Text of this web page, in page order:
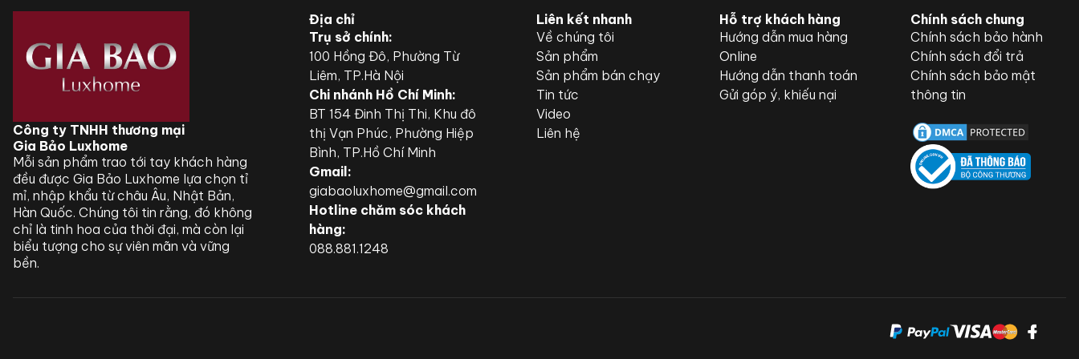
Công ty TNHH thương mại
Gia Bảo Luxhome
Mỗi sản phẩm trao tới tay khách hàng
đều được Gia Bảo Luxhome lựa chọn tỉ
mỉ, nhập khẩu từ châu Âu, Nhật Bản,
Hàn Quốc. Chúng tôi tin rằng, đó không
chỉ là tinh hoa của thời đại, mà còn lại
biểu tượng cho sự viên mãn và vững
bền.
Địa chỉ
Trụ sở chính:
100 Hồng Đô, Phường Từ
Liêm, TP.Hà Nội
Chi nhánh Hồ Chí Minh:
BT 154 Đinh Thị Thi, Khu đô
thị Vạn Phúc, Phường Hiệp
Bình, TP.Hồ Chí Minh
Gmail:
giabaoluxhome@gmail.com
Hotline chăm sóc khách
hàng:
088.881.1248
Liên kết nhanh
Về chúng tôi
Sản phẩm
Sản phẩm bán chạy
Tin tức
Video
Liên hệ
Hỗ trợ khách hàng
Hướng dẫn mua hàng
Online
Hướng dẫn thanh toán
Gửi góp ý, khiếu nại
Chính sách chung
Chính sách bảo hành
Chính sách đổi trả
Chính sách bảo mật
thông tin